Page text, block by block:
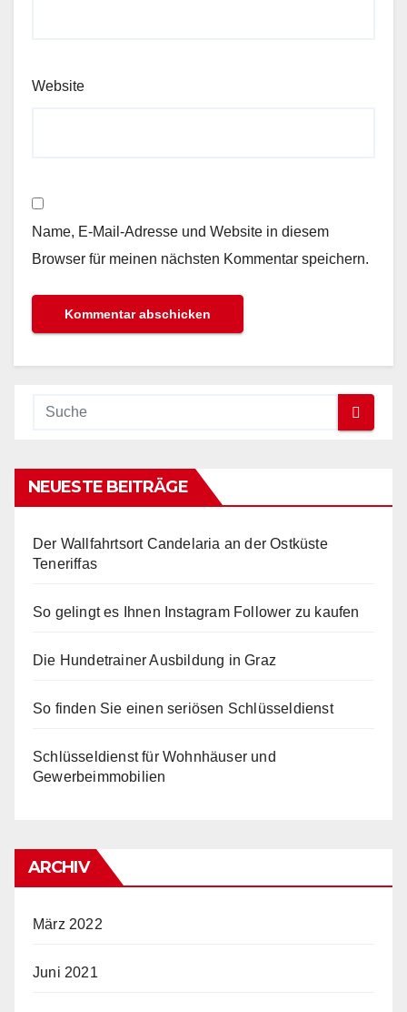
Website
Name, E-Mail-Adresse und Website in diesem
Browser für meinen nächsten Kommentar speichern.
NEUESTE BEITRÄGE
Der Wallfahrtsort Candelaria an der Ostküste
Teneriffas
So gelingt es Ihnen Instagram Follower zu kaufen
Die Hundetrainer Ausbildung in Graz
So finden Sie einen seriösen Schlüsseldienst
Schlüsseldienst für Wohnhäuser und
Gewerbeimmobilien
ARCHIV
März 2022
Juni 2021